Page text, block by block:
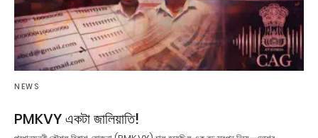
NEWS
PMKVY একটা জালিয়াতি!